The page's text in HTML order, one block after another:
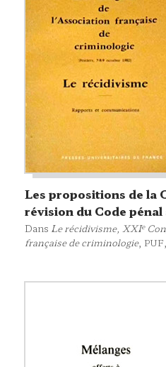
Les propositions de la
révision du Code
Dans Le récidivisme, XXIe
française de criminologie, PUF